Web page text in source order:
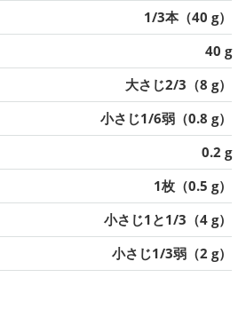
1/3本（40 g）
40 g
大さじ2/3（8 g）
小さじ1/6弱（0.8 g）
0.2 g
1枚（0.5 g）
小さじ1と1/3（4 g）
小さじ1/3弱（2 g）